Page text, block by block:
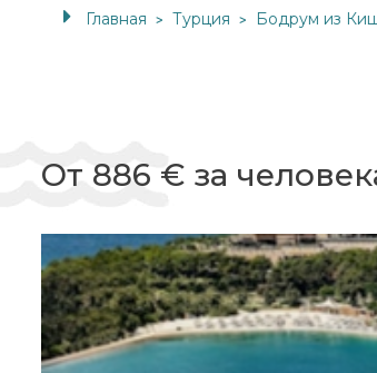
Главная > Турция > Бодрум из
От 886 € за